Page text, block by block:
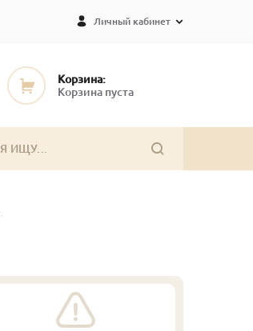
Личный кабинет
Корзина:
Корзина пуста